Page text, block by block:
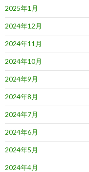
2025年1月
2024年12月
2024年11月
2024年10月
2024年9月
2024年8月
2024年7月
2024年6月
2024年5月
2024年4月